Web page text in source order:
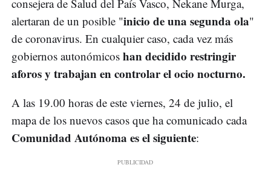
consejera de Salud del País Vasco, Nekane Murga,
alertaran de un posible "inicio de una segunda ola"
de coronavirus. En cualquier caso, cada vez más
gobiernos autonómicos han decidido restringir
aforos y trabajan en controlar el ocio nocturno.
A las 19.00 horas de este viernes, 24 de julio, el
mapa de los nuevos casos que ha comunicado cada
Comunidad Autónoma es el siguiente: